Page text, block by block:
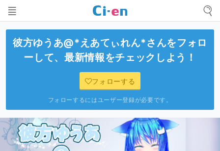
彼方ゆうあ@*えあてぃれん*さんをフォロ
ーして、最新情報をチェックしよう！
フォローする
フォローするにはユーザー登録が必要です。